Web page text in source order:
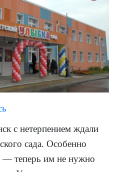
с нетерпением ждали
сада. Особенно
— теперь им не нужно